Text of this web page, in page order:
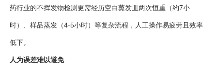
药行业的不挥发物检测更需经历空白蒸发皿两次恒重（约7小
时）、样品蒸发（4-5小时）等复杂流程，人工操作易疲劳且效率
低下。
人为误差难以避免